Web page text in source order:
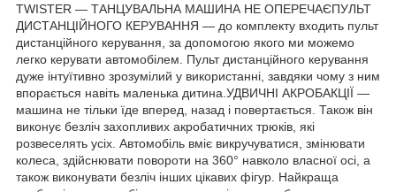
TWISTER — ТАНЦУВАЛЬНА МАШИНА НЕ ОПЕРЕЧАЄПУЛЬТ
ДИСТАНЦІЙНОГО КЕРУВАННЯ — до комплекту входить пульт
дистанційного керування, за допомогою якого ми можемо
легко керувати автомобілем. Пульт дистанційного керування
дуже інтуїтивно зрозумілий у використанні, завдяки чому з ним
впорається навіть маленька дитина.УДВИЧНІ АКРОБАКЦІЇ —
машина не тільки їде вперед, назад і повертається. Також він
виконує безліч захопливих акробатичних трюків, які
розвеселять усіх. Автомобіль вміє викручуватися, змінювати
колеса, здійснювати повороти на 360° навколо власної осі, а
також виконувати безліч інших цікавих фігур. Найкраща